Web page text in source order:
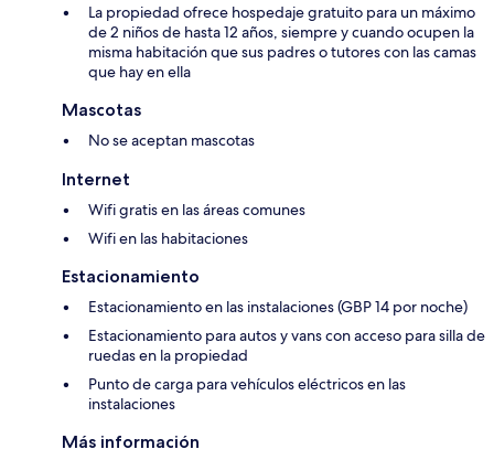
La propiedad ofrece hospedaje gratuito para un máximo
de 2 niños de hasta 12 años, siempre y cuando ocupen la
misma habitación que sus padres o tutores con las camas
que hay en ella
Mascotas
No se aceptan mascotas
Internet
Wifi gratis en las áreas comunes
Wifi en las habitaciones
Estacionamiento
Estacionamiento en las instalaciones (GBP 14 por noche)
Estacionamiento para autos y vans con acceso para silla de
ruedas en la propiedad
Punto de carga para vehículos eléctricos en las
instalaciones
Más información